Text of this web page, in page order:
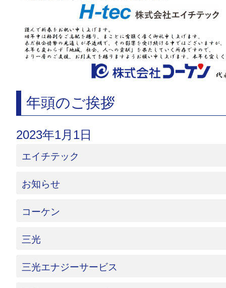
年頭のご挨拶
2023年1月1日
エイチテック
お知らせ
コーケン
三光
三光エナジーサービス